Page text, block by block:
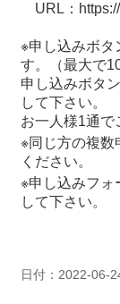
ト
マ
ッ
プ
URL ：
※申し込みボタ
す。（最大で
申し込みボタ
して下さい。
お一人様1通で
※同じ方の複数
ください。
※申し込みフォ
して下さい。
日付：2022-06-